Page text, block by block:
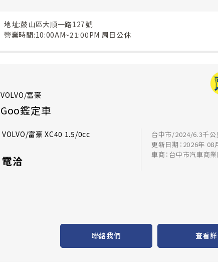
地址:鼓山區大順一路127號
營業時間:10:00AM~21:00PM 周日公休
VOLVO/富豪
Goo鑑定車
VOLVO/富豪 XC40 1.5/0cc
電洽
台中市/2024/6.3千公
更新日期：2026年 08
車商：台中市汽車商
聯絡我們 查看